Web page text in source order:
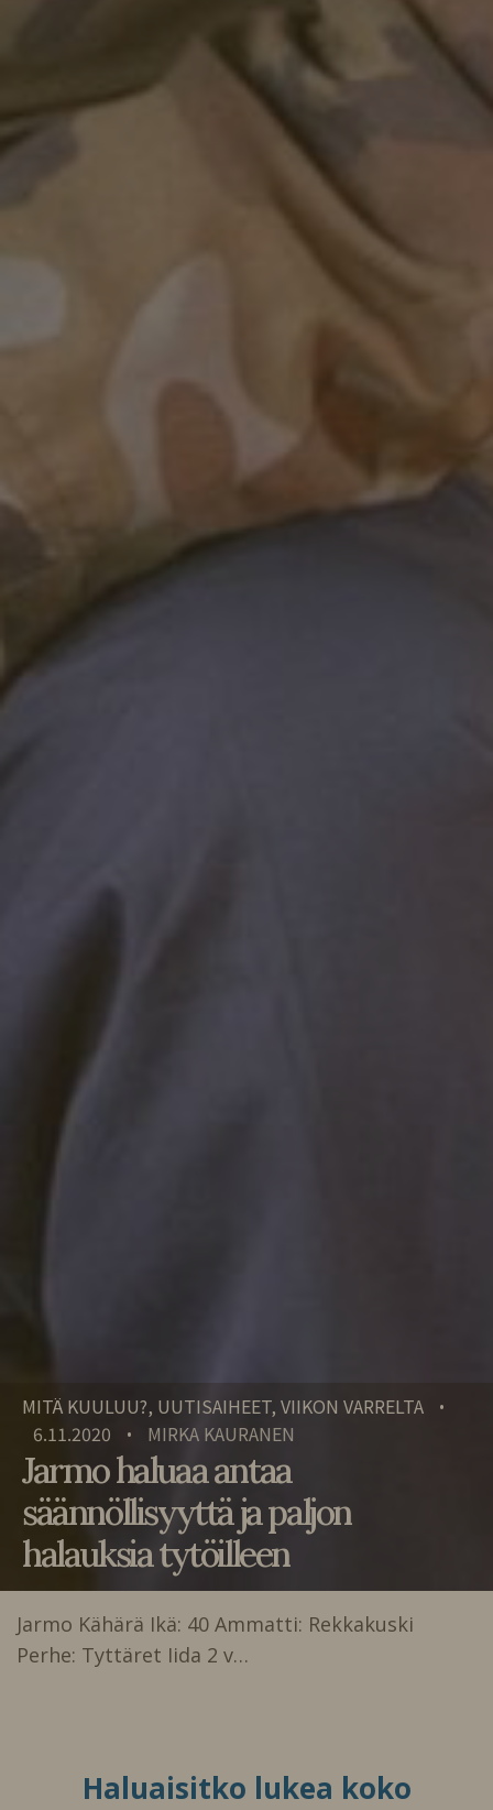
MITÄ KUULUU?, UUTISAIHEET, VIIKON VARRELTA •
6.11.2020 • MIRKA KAURANEN
Jarmo haluaa antaa
säännöllisyyttä ja paljon
halauksia tytöilleen
Jarmo Kähärä Ikä: 40 Ammatti: Rekkakuski
Perhe: Tyttäret Iida 2 v…
Haluaisitko lukea koko